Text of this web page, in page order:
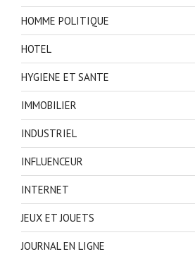
HOMME POLITIQUE
HOTEL
HYGIENE ET SANTE
IMMOBILIER
INDUSTRIEL
INFLUENCEUR
INTERNET
JEUX ET JOUETS
JOURNAL EN LIGNE